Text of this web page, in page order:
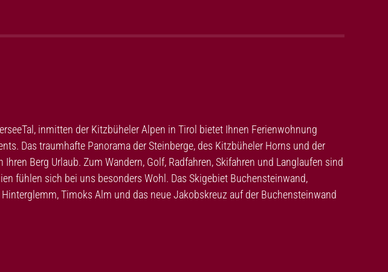
inmitten der Kitzbüheler Alpen in Tirol bietet Ihnen Ferienwohnung
Das traumhafte Panorama der Steinberge, des Kitzbüheler Horns und der
Ihren Berg Urlaub. Zum Wandern, Golf, Radfahren, Skifahren und Langlaufen sind
fühlen sich bei uns besonders Wohl. Das Skigebiet Buchensteinwand,
Timoks Alm und das neue Jakobskreuz auf der Buchensteinwand